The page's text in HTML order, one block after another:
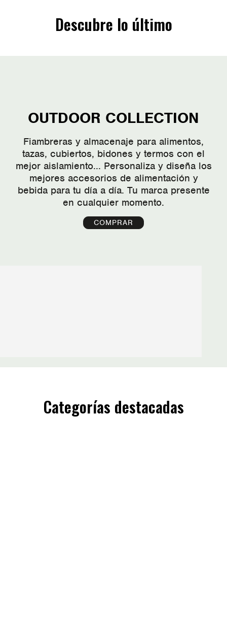
Descubre lo último
OUTDOOR COLLECTION
Fiambreras y almacenaje para alimentos,
tazas, cubiertos, bidones y termos con el
mejor aislamiento... Personaliza y diseña los
mejores accesorios de alimentación y
bebida para tu día a día. Tu marca presente
en cualquier momento.
COMPRAR
Categorías destacadas